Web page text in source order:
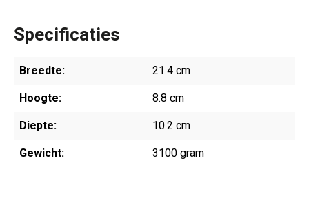
Specificaties
Breedte: 21.4 cm
Hoogte: 8.8 cm
Diepte: 10.2 cm
Gewicht: 3100 gram